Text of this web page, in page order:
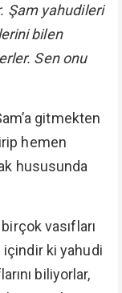
Şam yahudileri
bilen
Sen onu
gitmekten
hemen
hususunda
vasıfları
içindir ki yahudi
biliyorlar,